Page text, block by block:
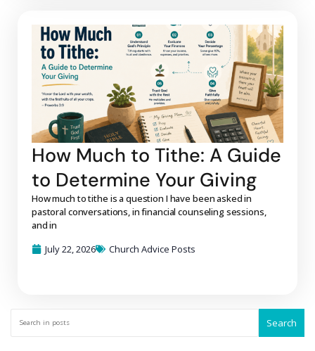
How Much to Tithe: A Guide
to Determine Your Giving
How much to tithe is a question I have been asked in
pastoral conversations, in financial counseling sessions,
and in
July 22, 2026
Church Advice Posts
Search